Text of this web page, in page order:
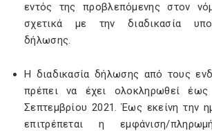
εντός της προβλεπόμενης στον
σχετικά με την διαδικασία
δήλωσης.
Η διαδικασία δήλωσης από τους
πρέπει να έχει ολοκληρωθεί
Σεπτεμβρίου 2021. Έως εκείνη την
επιτρέπεται η εμφάνιση/